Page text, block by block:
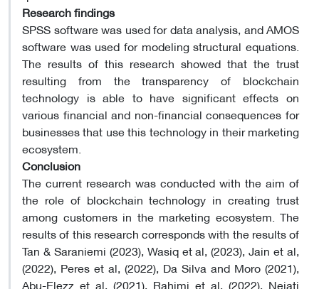
Research findings
SPSS software was used for data analysis, and AMOS
software was used for modeling structural equations.
The results of this research showed that the trust
resulting from the transparency of blockchain
technology is able to have significant effects on
various financial and non-financial consequences for
businesses that use this technology in their marketing
ecosystem.
Conclusion
The current research was conducted with the aim of
the role of blockchain technology in creating trust
among customers in the marketing ecosystem. The
results of this research corresponds with the results of
Tan & Saraniemi (2023), Wasiq et al, (2023), Jain et al,
(2022), Peres et al, (2022), Da Silva and Moro (2021),
Abu-Elezz et al, (2021), Rahimi et al, (2022), Nejati